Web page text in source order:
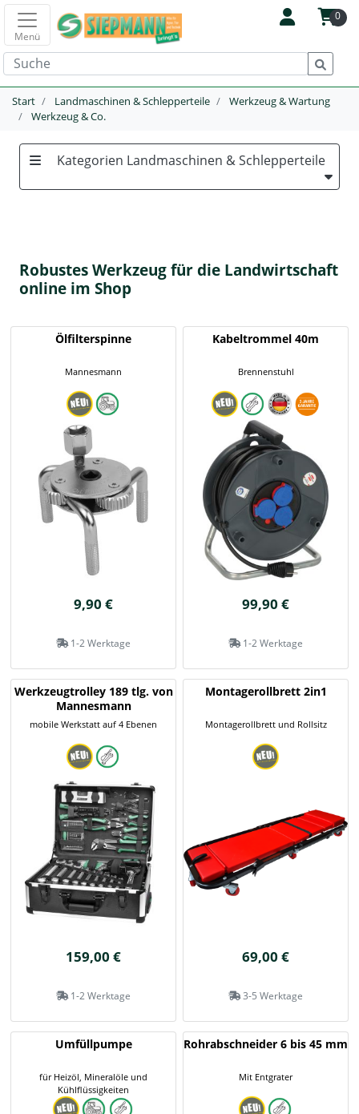
0
Menü
Start Landmaschinen & Schlepperteile
Werkzeug & Wartung
Werkzeug & Co.
Kategorien Landmaschinen & Schlepperteile
Robustes Werkzeug für die Landwirtschaft
online im Shop
Ölfilterspinne
Mannesmann
9,90 €
1-2 Werktage
Kabeltrommel 40m
Brennenstuhl
99,90 €
1-2 Werktage
Werkzeugtrolley 189 tlg. von
Mannesmann
mobile Werkstatt auf 4 Ebenen
159,00 €
1-2 Werktage
Montagerollbrett 2in1
Montagerollbrett und Rollsitz
69,00 €
3-5 Werktage
Umfüllpumpe
für Heizöl, Mineralöle und
Kühlflüssigkeiten
Rohrabschneider 6 bis 45 mm
Mit Entgrater